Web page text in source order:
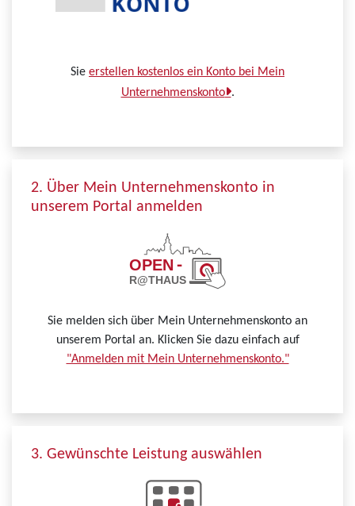
Sie erstellen kostenlos ein Konto bei Mein
Unternehmenskonto .
2. Über Mein Unternehmenskonto in
unserem Portal anmelden
Sie melden sich über Mein Unternehmenskonto an
unserem Portal an. Klicken Sie dazu einfach auf
"Anmelden mit Mein Unternehmenskonto."
3. Gewünschte Leistung auswählen